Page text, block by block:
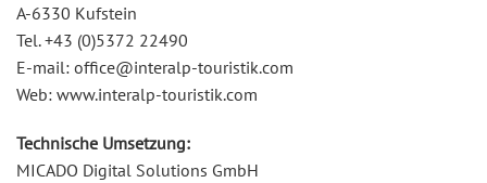
A-6330 Kufstein
Tel. +43 (0)5372 22490
E-mail: office@interalp-touristik.com
Web: www.interalp-touristik.com
Technische Umsetzung:
MICADO Digital Solutions GmbH